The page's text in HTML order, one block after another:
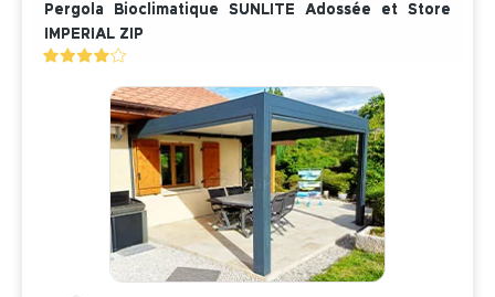
Pergola Bioclimatique SUNLITE Adossée et Store
IMPERIAL ZIP